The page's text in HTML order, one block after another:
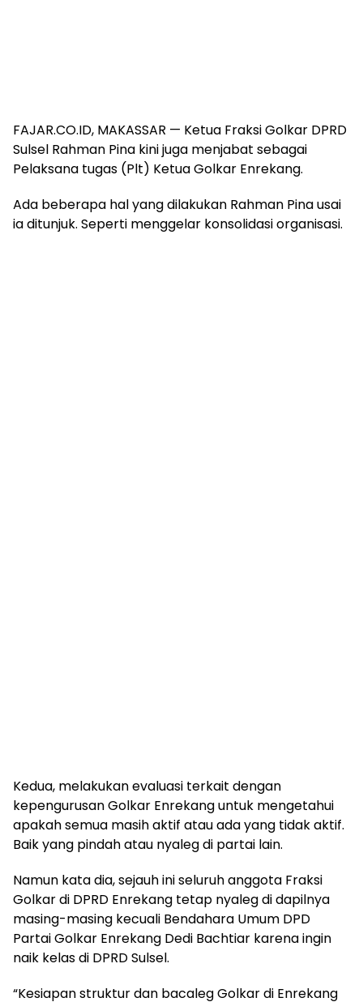
FAJAR.CO.ID, MAKASSAR — Ketua Fraksi Golkar DPRD
Sulsel Rahman Pina kini juga menjabat sebagai
Pelaksana tugas (Plt) Ketua Golkar Enrekang.
Ada beberapa hal yang dilakukan Rahman Pina usai
ia ditunjuk. Seperti menggelar konsolidasi organisasi.
Kedua, melakukan evaluasi terkait dengan
kepengurusan Golkar Enrekang untuk mengetahui
apakah semua masih aktif atau ada yang tidak aktif.
Baik yang pindah atau nyaleg di partai lain.
Namun kata dia, sejauh ini seluruh anggota Fraksi
Golkar di DPRD Enrekang tetap nyaleg di dapilnya
masing-masing kecuali Bendahara Umum DPD
Partai Golkar Enrekang Dedi Bachtiar karena ingin
naik kelas di DPRD Sulsel.
“Kesiapan struktur dan bacaleg Golkar di Enrekang